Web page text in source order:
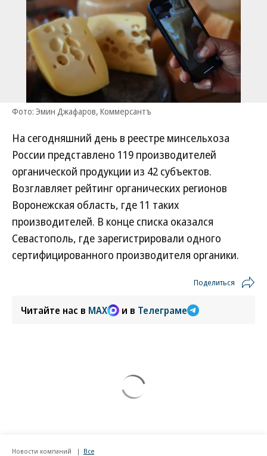
Фото: Эмин Джафаров, Коммерсантъ
На сегодняшний день в реестре минсельхоза
России представлено 119 производителей
органической продукции из 42 субъектов.
Возглавляет рейтинг органических регионов
Воронежская область, где 11 таких
производителей. В конце списка оказался
Севастополь, где зарегистрировали одного
сертифицированного производителя органики.
Поделиться
Читайте нас в MAX и в Телеграме
Новости компаний Все